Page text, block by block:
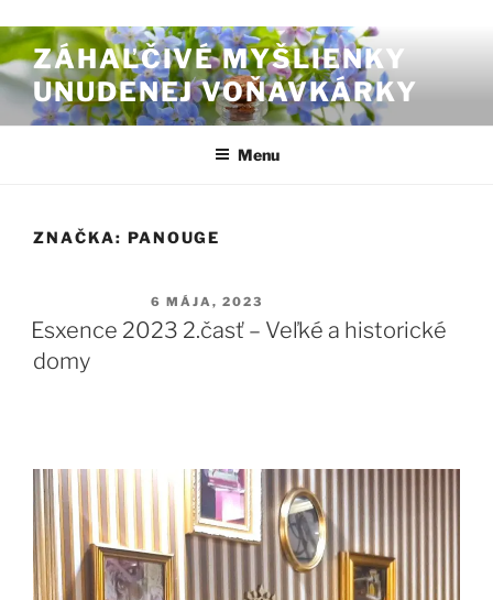
ZÁHAĽČIVÉ MYŠLIENKY
UNUDENEJ VOŇAVKÁRKY
Menu
ZNAČKA: PANOUGE
6 MÁJA, 2023
Esxence 2023 2.časť – Veľké a historické
domy